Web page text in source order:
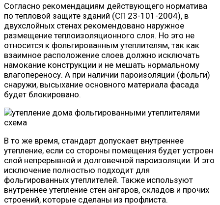
Согласно рекомендациям действующего норматива
по тепловой защите зданий (СП 23-101-2004), в
двухслойных стенах рекомендовано наружное
размещение теплоизоляционного слоя. Но это не
относится к фольгированным утеплителям, так как
взаимное расположение слоев должно исключать
намокание конструкции и не мешать нормальному
влагопереносу. А при наличии пароизоляции (фольги)
снаружи, высыхание основного материала фасада
будет блокировано.
В то же время, стандарт допускает внутреннее
утепление, если со стороны помещения будет устроен
слой непрерывной и долговечной пароизоляции. И это
исключение полностью подходит для
фольгированных утеплителей. Также используют
внутреннее утепление стен ангаров, складов и прочих
строений, которые сделаны из профлиста.